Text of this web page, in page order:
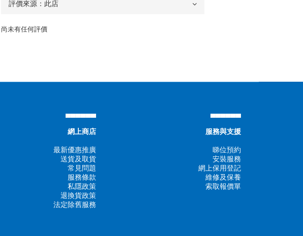
尚未有任何評價
▄▄▄▄▄▄
網上商店
最新優惠推廣
送貨及取貨
常見問題
服務條款
私隱政策
退換貨政策
法定除舊服務
▄▄▄▄▄▄
服務與支援
睇位預約
安裝服務
網上保用登記
維修及保養
索取報價單